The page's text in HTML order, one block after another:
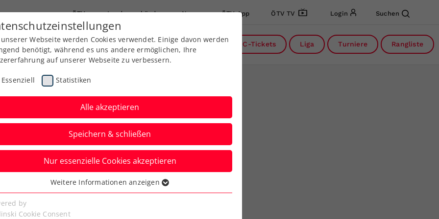
ÖTV Landesverbände News ÖTV App ÖTV TV Login Suchen
Ausbildung Services Über uns DC-Tickets Liga Turniere Rangliste
zum Schauplatz des
to Kitzbühel 2025
Webseite werden Cookies verwendet. Einige davon werden
benötigt, während es uns andere ermöglichen, Ihre
auf unserer Webseite zu verbessern.
Essenziell Statistiken
Alle akzeptieren
Speichern & schließen
Nur essenzielle Cookies akzeptieren
Cookies werden für grundlegende Funktionen der
benötigt. Dadurch ist gewährleistet, dass die Webseite
Weitere Informationen anzeigen
by
Cookie Consent